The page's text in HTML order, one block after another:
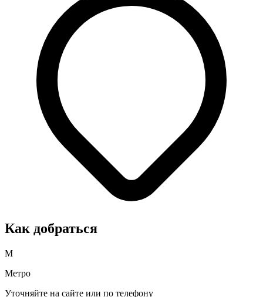
Как добраться
М
Метро
Уточняйте на сайте или по телефону